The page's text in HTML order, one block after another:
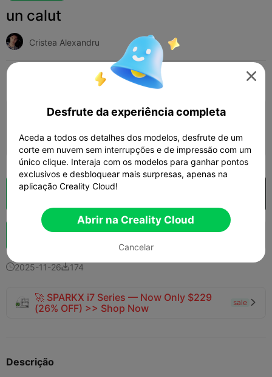
un calut
Cristea Alexandru
Adicionar Arte e Design Outro 
Adicionar configuração de impressão
Ganhar mais pontos
Fatiamento na Nuvem
Boost 142 4 
2025-11-26174
🚀 SPARKX i7 Series — Now Only $229
(26% OFF) >> Shop Now
sale 
Descrição

Desfrute da experiência completa
Aceda a todos os detalhes dos modelos, desfrute de um
corte em nuvem sem interrupções e de impressão com um
único clique. Interaja com os modelos para ganhar pontos
exclusivos e desbloquear mais surpresas, apenas na
aplicação Creality Cloud!
Abrir na Creality Cloud
Cancelar